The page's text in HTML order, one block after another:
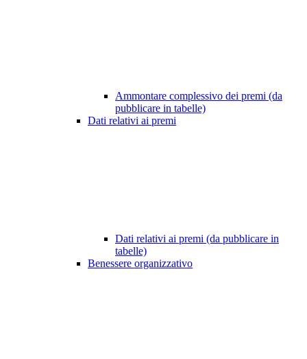
Ammontare complessivo dei premi (da
pubblicare in tabelle)
Dati relativi ai premi
Dati relativi ai premi (da pubblicare in
tabelle)
Benessere organizzativo